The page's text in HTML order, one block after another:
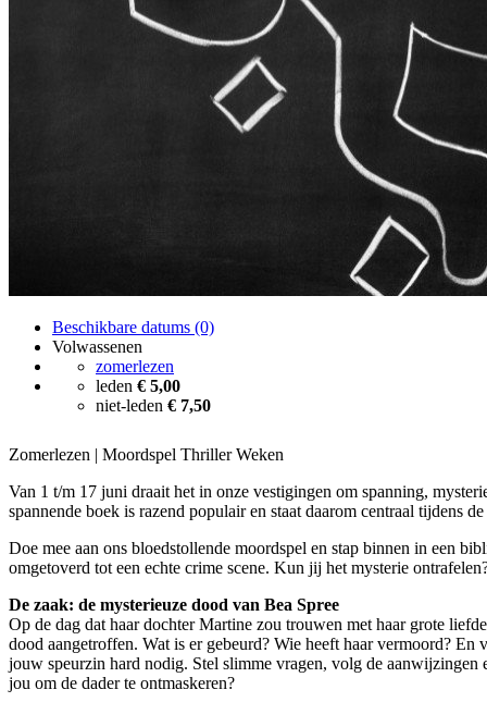
Beschikbare datums (0)
Volwassenen
zomerlezen
leden € 5,00
niet-leden € 7,50
Zomerlezen | Moordspel Thriller Weken
Van 1 t/m 17 juni draait het in onze vestigingen om spanning,
spannende boek is razend populair en staat daarom centraal tijdens
Doe mee aan ons bloedstollende moordspel en stap binnen in een
omgetoverd tot een echte crime scene. Kun jij het mysterie
De zaak: de mysterieuze dood van Bea Spree
Op de dag dat haar dochter Martine zou trouwen met haar grote
dood aangetroffen. Wat is er gebeurd? Wie heeft haar vermoord? En
jouw speurzin hard nodig. Stel slimme vragen, volg de aanwijzingen
jou om de dader te ontmaskeren?